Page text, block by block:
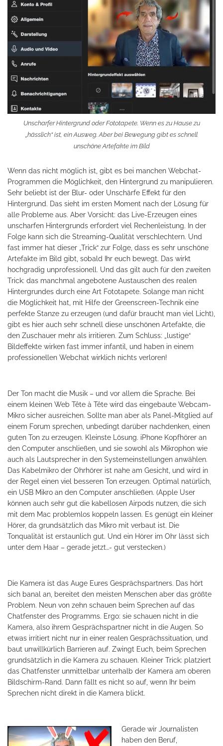
Unscharfer Hintergrund oder Fototapete. Wenn es zu Hause zu
„hässlich“ ist, ein Ausweg. Aber bei Bewegung gibt es schnell
unschöne Artefakte im Bild
Wenn das nicht möglich ist, gibt es bei manchen Webchat-
Programmen die Möglichkeit, den Hintergrund zu manipulieren.
Sehr beliebt ist der Blur- oder Unschärfe Effekt für den
Hintergrund. Das sieht im ersten Moment nach der Lösung für
alle Probleme aus. Aber Vorsicht: das Live-Erzeugen eines
unscharfen Hintergrunds erfordert viel Rechenleistung. In der
Folge kann sich die Streaming-Qualität verschlechtern. Und
fast immer hat dieser „Trick“ zur Folge, dass es sehr unschöne
Artefakte im Bild gibt, sobald Ihr euch bewegt. Das wirkt
hochgradig unprofessionell. Und das gilt auch für den zweiten
Trick: das manchmal angebotene Austauschen des realen
Hintergrundes durch eine Art Fototapete. Solange man nicht
die Möglichkeit hat, mit Hilfe der Greenscreen-Technik eine
perfekte Stanze zu erzeugen (und dafür braucht man viel Licht),
gibt es hier auch sehr schnell diese unschönen Artefakte, die
den Zuschauer mehr als irritieren. Zum Schluss: „lustige“
Bildeffekte wirken fast immer infantil, und haben in einem
professionellen Webchat wirklich nichts verloren!
Der Ton macht die Musik – und vor allem die Sprache. Bei
einem kleinen Web Tête à Tête wird das eingebaute Webcam-
Mikro sicher ausreichen. Sollte man aber als Panel-Mitglied auf
einem Forum sprechen, unbedingt darüber nachdenken, einen
guten Ton zu erzeugen. Kleinste Lösung. iPhone Kopfhörer an
den Computer anschließen, und sie sowohl als Mikrophon wie
auch als Lautsprecher in den Systemeinstellungen anwählen.
Das Kabelmikro der Ohrhörer ist nahe am Gesicht, und wird in
der Regel einen viel besseren Ton erzeugen. Optimal natürlich,
ein USB Mikro an den Computer anschließen. (Apple User
können auch sehr gut die kabellosen Airpods nutzen, die sich
mit dem Mac problemlos koppeln lassen. Es genügt ein kleiner
Hörer, da grundsätzlich das Mikro mit verbaut ist. Die
Tonqualität ist erstaunlich gut. Und ein Hörer im Ohr lässt sich
unter dem Haar – gerade jetzt…- gut verstecken.)
Die Kamera ist das Auge Eures Gesprächspartners. Das hört
sich banal an, bereitet den meisten Menschen aber das größte
Problem. Neun von zehn schauen beim Sprechen auf das
Chatfenster des Programms. Ergo: sie schauen nicht in die
Kamera, also ihrem Gesprächspartner nicht in die Augen. So
etwas irritiert nicht nur in einer realen Gesprächssituation, und
baut unwillkürlich Barrieren auf. Zwingt Euch, beim Sprechen
grundsätzlich in die Kamera zu schauen. Kleiner Trick: platziert
das Chatfenster unmittelbar unterhalb der Kamera am oberen
Bildschirm-Rand. Dann fällt es nicht so auf, wenn Ihr beim
Sprechen nicht direkt in die Kamera blickt.
Gerade wir Journalisten
haben den Beruf,